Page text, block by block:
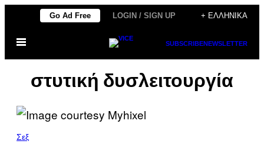
Μετάβαση
περιεχόμενο
Go Ad Free LOGIN / SIGN UP + ΕΛΛΗΝΙΚΆ
Ανοίξτε
μενού
SUBSCRIBENEWSLETTER
στυτική δυσλειτουργία
Σεξ